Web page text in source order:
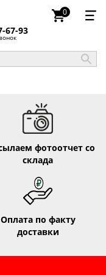
67-93
0
фотоотчет со
склада
Оплата по факту
доставки